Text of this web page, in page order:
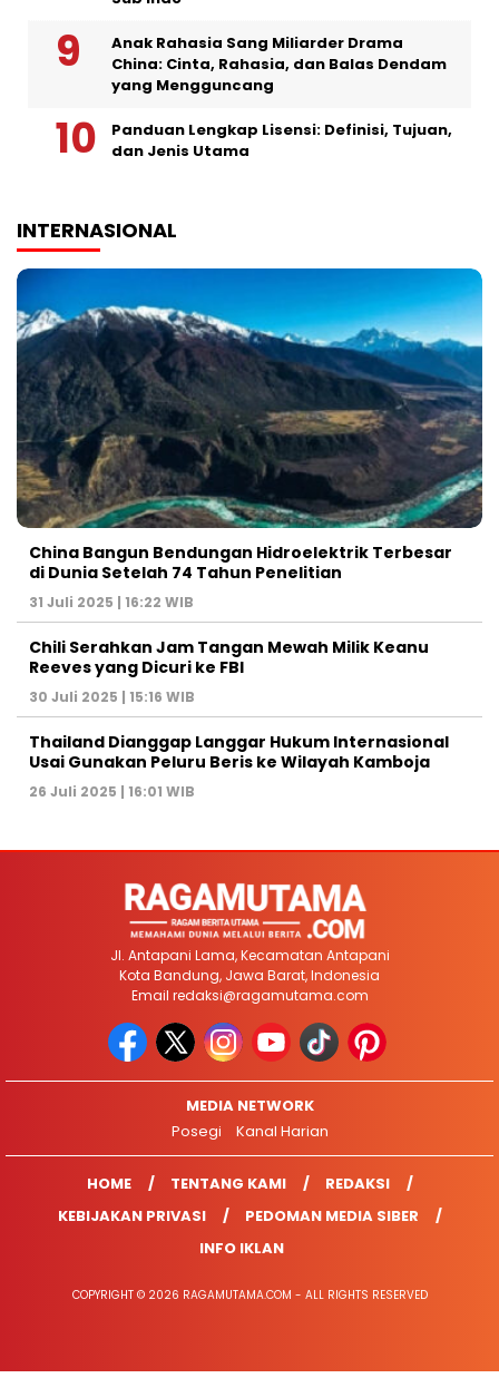
Anak Rahasia Sang Miliarder Drama
China: Cinta, Rahasia, dan Balas Dendam
yang Mengguncang
Panduan Lengkap Lisensi: Definisi, Tujuan,
dan Jenis Utama
INTERNASIONAL
China Bangun Bendungan Hidroelektrik Terbesar
di Dunia Setelah 74 Tahun Penelitian
31 Juli 2025 | 16:22 WIB
Chili Serahkan Jam Tangan Mewah Milik Keanu
Reeves yang Dicuri ke FBI
30 Juli 2025 | 15:16 WIB
Thailand Dianggap Langgar Hukum Internasional
Usai Gunakan Peluru Beris ke Wilayah Kamboja
26 Juli 2025 | 16:01 WIB
Jl. Antapani Lama, Kecamatan Antapani
Kota Bandung, Jawa Barat, Indonesia
Email redaksi@ragamutama.com
MEDIA NETWORK
Posegi
Kanal Harian
HOME TENTANG KAMI
REDAKSI
KEBIJAKAN PRIVASI
PEDOMAN MEDIA SIBER
INFO IKLAN
COPYRIGHT © 2026 RAGAMUTAMA.COM - ALL RIGHTS RESERVED